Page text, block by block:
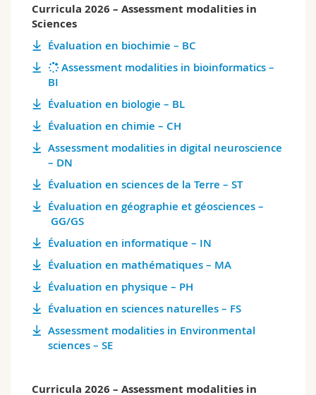
Continuing education
Humanities
Education
Science and Medicine
Interfaculty
Medias
Researchers
Employees
PhD students
Maps/Orientation
Libraries
Webmail
Course catalogue
MyUnifr
Curricula 2026 – Assessment modalities in
Sciences
Évaluation en biochimie – BC
Assessment modalities in bioinformatics –
BI
Évaluation en biologie – BL
Évaluation en chimie – CH
Assessment modalities in digital neuroscience
– DN
Évaluation en sciences de la Terre – ST
Évaluation en géographie et géosciences –
GG/GS
Évaluation en informatique – IN
Évaluation en mathématiques – MA
Évaluation en physique – PH
Évaluation en sciences naturelles – FS
Assessment modalities in Environmental
sciences – SE
Curricula 2026 – Assessment modalities in